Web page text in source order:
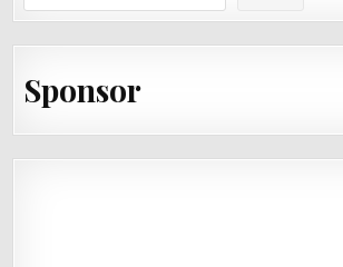
Sponsor